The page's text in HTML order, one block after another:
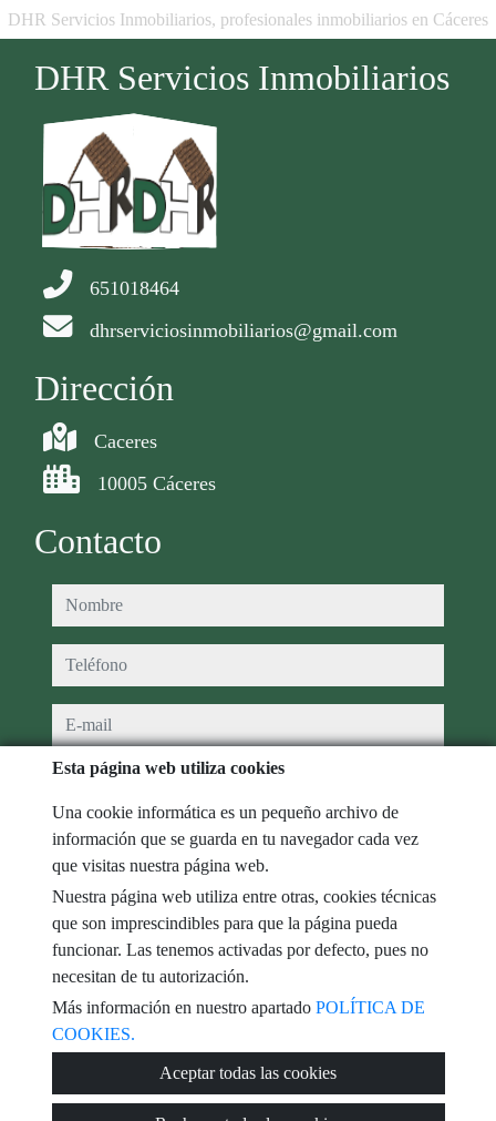
DHR Servicios Inmobiliarios, profesionales inmobiliarios en Cáceres
DHR Servicios Inmobiliarios
651018464
dhrserviciosinmobiliarios@gmail.com
Dirección
Caceres
10005 Cáceres
Contacto
nombre
teléfono
e-mail
He leído y acepto las condiciones de uso y
mensaje
Captcha
Enviar
Esta página web utiliza cookies
Una cookie informática es un pequeño archivo de
información que se guarda en tu navegador cada vez
que visitas nuestra página web.
Nuestra página web utiliza entre otras, cookies técnicas
que son imprescindibles para que la página pueda
funcionar. Las tenemos activadas por defecto, pues no
necesitan de tu autorización.
Más información en nuestro apartado POLÍTICA DE
COOKIES.
Aceptar todas las cookies